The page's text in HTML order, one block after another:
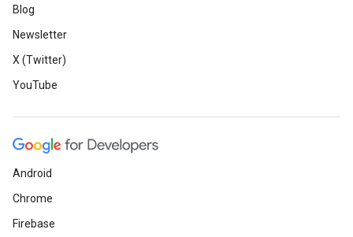
Blog
Newsletter
X (Twitter)
YouTube
Android
Chrome
Firebase